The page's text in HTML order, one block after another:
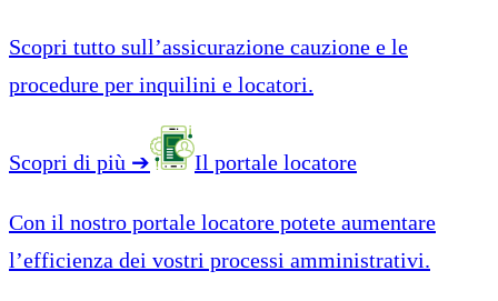
Scopri tutto sull’assicurazione cauzione e le
procedure per inquilini e locatori.
Scopri di più ➔ Il portale locatore
Con il nostro portale locatore potete aumentare
l’efficienza dei vostri processi amministrativi.